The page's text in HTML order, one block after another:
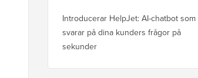
Introducerar HelpJet: AI-chatbot som
svarar på dina kunders frågor på
sekunder